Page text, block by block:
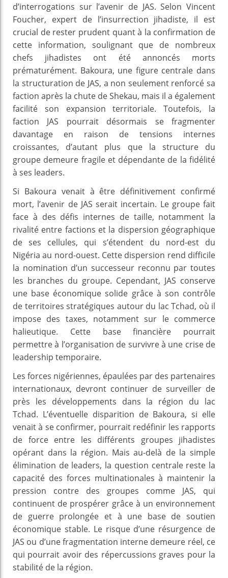
d’interrogations sur l’avenir de JAS. Selon Vincent
Foucher, expert de l’insurrection jihadiste, il est
crucial de rester prudent quant à la confirmation de
cette information, soulignant que de nombreux
chefs jihadistes ont été annoncés morts
prématurément. Bakoura, une figure centrale dans
la structuration de JAS, a non seulement renforcé sa
faction après la chute de Shekau, mais il a également
facilité son expansion territoriale. Toutefois, la
faction JAS pourrait désormais se fragmenter
davantage en raison de tensions internes
croissantes, d’autant plus que la structure du
groupe demeure fragile et dépendante de la fidélité
à ses leaders.
Si Bakoura venait à être définitivement confirmé
mort, l’avenir de JAS serait incertain. Le groupe fait
face à des défis internes de taille, notamment la
rivalité entre factions et la dispersion géographique
de ses cellules, qui s’étendent du nord-est du
Nigéria au nord-ouest. Cette dispersion rend difficile
la nomination d’un successeur reconnu par toutes
les branches du groupe. Cependant, JAS conserve
une base économique solide grâce à son contrôle
de territoires stratégiques autour du lac Tchad, où il
impose des taxes, notamment sur le commerce
halieutique. Cette base financière pourrait
permettre à l’organisation de survivre à une crise de
leadership temporaire.
Les forces nigériennes, épaulées par des partenaires
internationaux, devront continuer de surveiller de
près les développements dans la région du lac
Tchad. L’éventuelle disparition de Bakoura, si elle
venait à se confirmer, pourrait redéfinir les rapports
de force entre les différents groupes jihadistes
opérant dans la région. Mais au-delà de la simple
élimination de leaders, la question centrale reste la
capacité des forces multinationales à maintenir la
pression contre des groupes comme JAS, qui
continuent de prospérer grâce à un environnement
de guerre prolongée et à une base de soutien
économique stable. Le risque d’une résurgence de
JAS ou d’une fragmentation interne demeure réel, ce
qui pourrait avoir des répercussions graves pour la
stabilité de la région.